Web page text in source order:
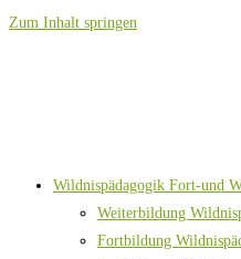
Zum Inhalt springen
Wildnispädagogik Fort-und
Weiterbildung
Fortbildung